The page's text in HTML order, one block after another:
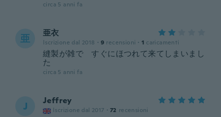
circa 5 anni fa
亜 亜衣
Iscrizione dal 2018 · 9 recensioni · 1 caricamenti
縫製が雑で すぐにほつれて来てしまいまし
た
circa 5 anni fa
J Jeffrey
Iscrizione dal 2017 · 72 recensioni